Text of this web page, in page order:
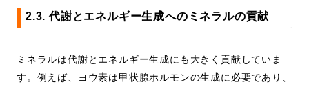
2.3. 代謝とエネルギー生成へのミネラルの貢献
ミネラルは代謝とエネルギー生成にも大きく貢献していま
す。例えば、ヨウ素は甲状腺ホルモンの生成に必要であり、